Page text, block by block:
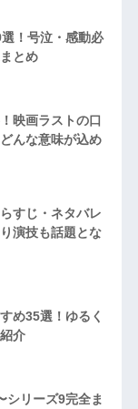
！号泣・感動必
とめ
映画ラストの口
んな意味が込め
すじ・ネタバレ
演技も話題とな
め35選！ゆるく
介
シリーズ9完全ま